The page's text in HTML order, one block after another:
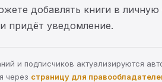
добавлять книги в личную
придёт уведомление.
и подписчиков актуализируются
через страницу для